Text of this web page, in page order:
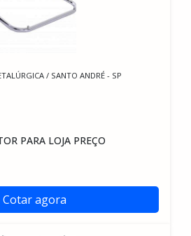
/ SANTO ANDRÉ - SP
PARA LOJA PREÇO
Cotar agora